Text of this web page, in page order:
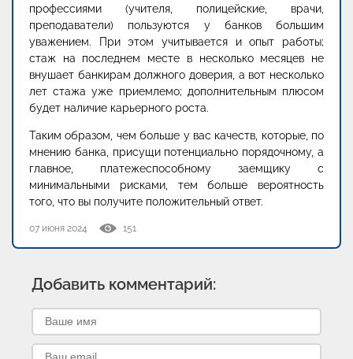
профессиями (учителя, полицейские, врачи,
преподаватели) пользуются у банков большим
уважением. При этом учитывается и опыт работы;
стаж на последнем месте в несколько месяцев не
внушает банкирам должного доверия, а вот несколько
лет стажа уже приемлемо; дополнительным плюсом
будет наличие карьерного роста.
Таким образом, чем больше у вас качеств, которые, по
мнению банка, присущи потенциально порядочному, а
главное, платежеспособному заемщику с
минимальными рисками, тем больше вероятность
того, что вы получите положительный ответ.
07 июня 2024 151
Добавить комментарий: